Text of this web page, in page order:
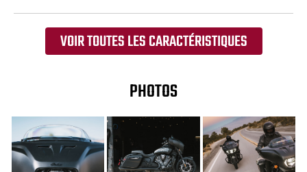
VOIR TOUTES LES CARACTÉRISTIQUES
PHOTOS